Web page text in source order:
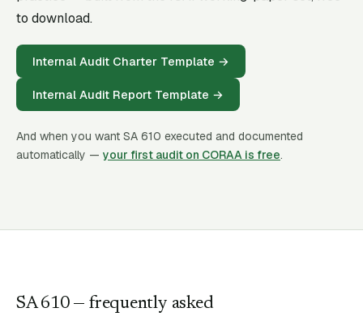
to download.
Internal Audit Charter Template →
Internal Audit Report Template →
And when you want SA 610 executed and documented
automatically — your first audit on CORAA is free.
SA610— frequently asked